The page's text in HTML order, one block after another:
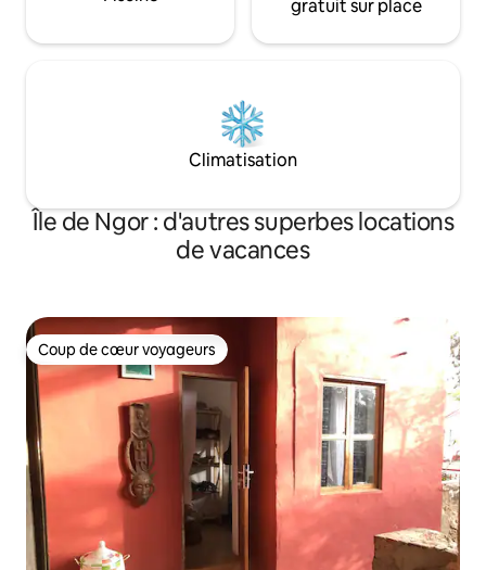
gratuit sur place
Climatisation
Île de Ngor : d'autres superbes locations
de vacances
Coup de cœur voyageurs
Coup de cœur voyageurs